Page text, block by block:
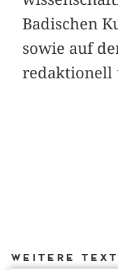
Badischen
sowie auf
redaktionell